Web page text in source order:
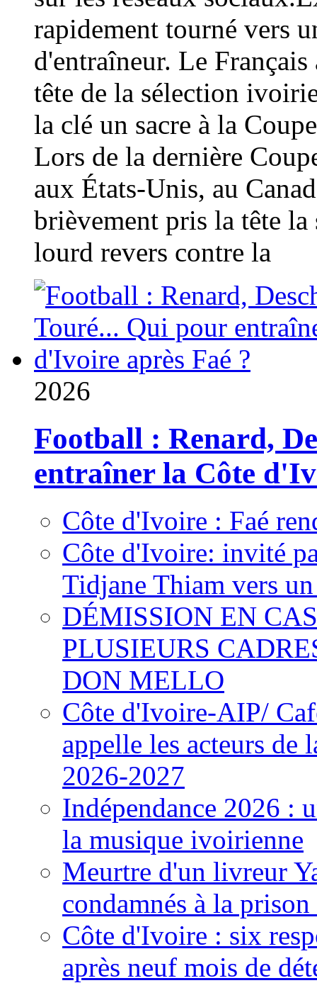
rapidement tourné vers
d'entraîneur. Le
tête de la sélection
la clé un sacre à la
Lors de la dernière
aux États-Unis, au
brièvement pris la tête
lourd revers contre la
2026
Football : Renard,
entraîner la Côte
Côte d'Ivoire : Faé
Côte d'Ivoire: invité
Tidjane Thiam vers
DÉMISSION EN
PLUSIEURS
DON MELLO
Côte d'Ivoire-AIP/
appelle les acteurs de
2026-2027
Indépendance 2026 :
la musique ivoirienne
Meurtre d'un livreur
condamnés à la
Côte d'Ivoire : six
après neuf mois de